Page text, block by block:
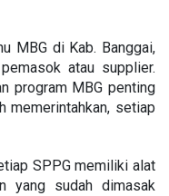
MBG di Kab. Banggai,
atau supplier.
program MBG penting
memerintahkan, setiap
SPPG memiliki alat
yang sudah dimasak